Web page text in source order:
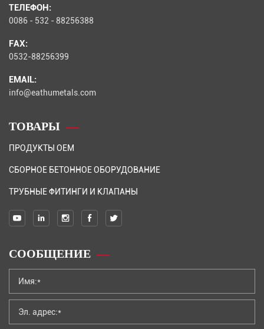
ТЕЛЕФОН:
0086 - 532 - 88256388
FAX:
0532-88256399
EMAIL:
info@eathumetals.com
ТОВАРЫ
ПРОДУКТЫ OEM
СБОРНОЕ БЕТОННОЕ ОБОРУДОВАНИЕ
ТРУБНЫЕ ФИТИНГИ И КЛАПАНЫ
СООБЩЕНИЕ